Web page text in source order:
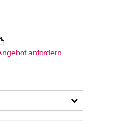
anfordern